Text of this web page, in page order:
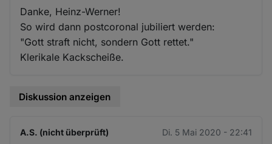
Danke, Heinz-Werner!
So wird dann postcoronal jubiliert werden:
"Gott straft nicht, sondern Gott rettet."
Klerikale Kackscheiße.
Diskussion anzeigen
A.S. (nicht überprüft) Di. 5 Mai 2020 - 22:41